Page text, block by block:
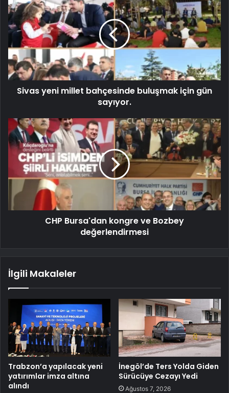
Sivas yeni millet bahçesinde buluşmak için gün
sayıyor.
CHP Bursa'dan kongre ve Bozbey
değerlendirmesi
İlgili Makaleler
Trabzon’a yapılacak yeni
yatırımlar imza altına
alındı
İnegöl’de Ters Yolda Giden
Sürücüye Cezayı Yedi
Ağustos 7, 2026